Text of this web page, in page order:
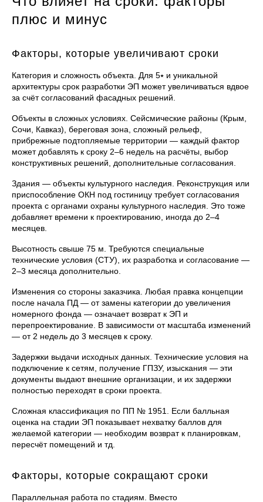
плюс и минус
Факторы, которые увеличивают сроки
Категория и сложность объекта. Для 5⭑ и уникальной
архитектуры срок разработки ЭП может увеличиваться вдвое
за счёт согласований фасадных решений.
Объекты в сложных условиях. Сейсмические районы (Крым,
Сочи, Кавказ), береговая зона, сложный рельеф,
прибрежные подтопляемые территории — каждый фактор
может добавлять к сроку 2–6 недель на расчёты, выбор
конструктивных решений, дополнительные согласования.
Здания — объекты культурного наследия. Реконструкция или
приспособление ОКН под гостиницу требует согласования
проекта с органами охраны культурного наследия. Это тоже
добавляет времени к проектированию, иногда до 2–4
месяцев.
Высотность свыше 75 м. Требуются специальные
технические условия (СТУ), их разработка и согласование —
2–3 месяца дополнительно.
Изменения со стороны заказчика. Любая правка концепции
после начала ПД — от замены категории до увеличения
номерного фонда — означает возврат к ЭП и
перепроектирование. В зависимости от масштаба изменений
— от 2 недель до 3 месяцев к сроку.
Задержки выдачи исходных данных. Технические условия на
подключение к сетям, получение ГПЗУ, изыскания — эти
документы выдают внешние организации, и их задержки
полностью переходят в сроки проекта.
Сложная классификация по ПП № 1951. Если балльная
оценка на стадии ЭП показывает нехватку баллов для
желаемой категории — необходим возврат к планировкам,
пересчёт помещений и тд.
Факторы, которые сокращают сроки
Параллельная работа по стадиям. Вместо